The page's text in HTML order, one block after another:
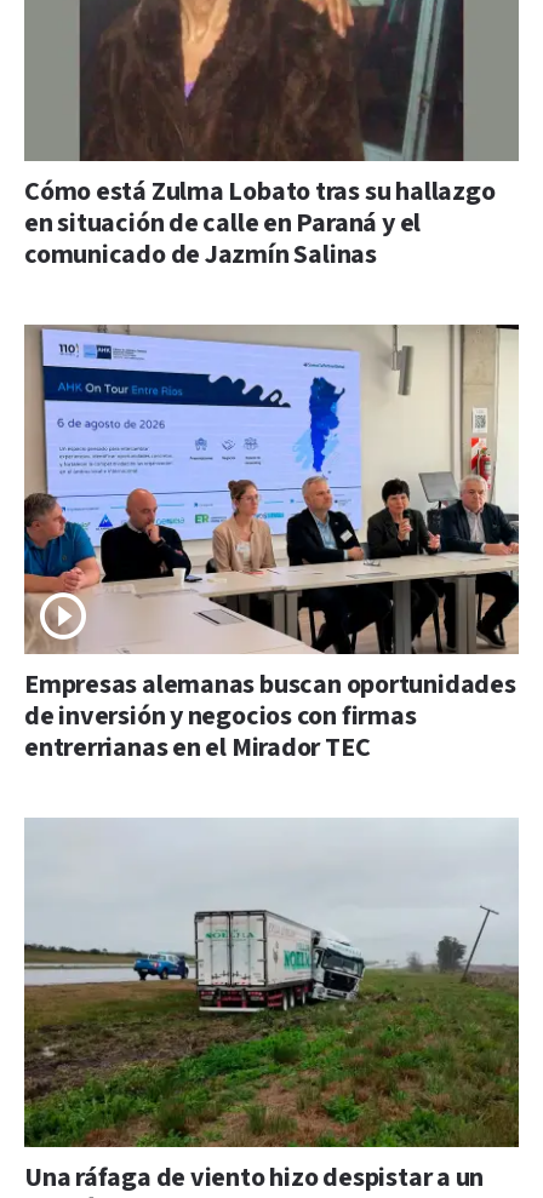
Cómo está Zulma Lobato tras su hallazgo
en situación de calle en Paraná y el
comunicado de Jazmín Salinas
Empresas alemanas buscan oportunidades
de inversión y negocios con firmas
entrerrianas en el Mirador TEC
Una ráfaga de viento hizo despistar a un